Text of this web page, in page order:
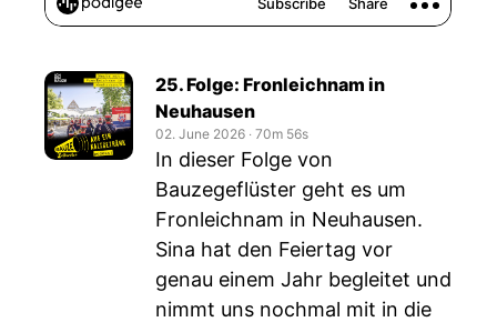
25. Folge: Fronleichnam in
Neuhausen
02. June 2026 ‧ 70m 56s
In dieser Folge von
Bauzegeflüster geht es um
Fronleichnam in Neuhausen.
Sina hat den Feiertag vor
genau einem Jahr begleitet und
nimmt uns nochmal mit in die